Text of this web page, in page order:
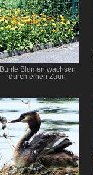
Bunte Blumen wachsen
durch einen Zaun